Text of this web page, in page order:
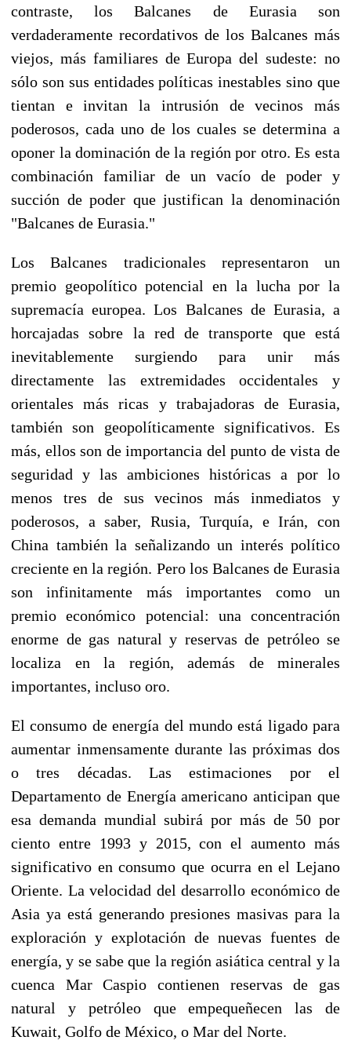
contraste, los Balcanes de Eurasia son
verdaderamente recordativos de los Balcanes más
viejos, más familiares de Europa del sudeste: no
sólo son sus entidades políticas inestables sino que
tientan e invitan la intrusión de vecinos más
poderosos, cada uno de los cuales se determina a
oponer la dominación de la región por otro. Es esta
combinación familiar de un vacío de poder y
succión de poder que justifican la denominación
"Balcanes de Eurasia."
Los Balcanes tradicionales representaron un
premio geopolítico potencial en la lucha por la
supremacía europea. Los Balcanes de Eurasia, a
horcajadas sobre la red de transporte que está
inevitablemente surgiendo para unir más
directamente las extremidades occidentales y
orientales más ricas y trabajadoras de Eurasia,
también son geopolíticamente significativos. Es
más, ellos son de importancia del punto de vista de
seguridad y las ambiciones históricas a por lo
menos tres de sus vecinos más inmediatos y
poderosos, a saber, Rusia, Turquía, e Irán, con
China también la señalizando un interés político
creciente en la región. Pero los Balcanes de Eurasia
son infinitamente más importantes como un
premio económico potencial: una concentración
enorme de gas natural y reservas de petróleo se
localiza en la región, además de minerales
importantes, incluso oro.
El consumo de energía del mundo está ligado para
aumentar inmensamente durante las próximas dos
o tres décadas. Las estimaciones por el
Departamento de Energía americano anticipan que
esa demanda mundial subirá por más de 50 por
ciento entre 1993 y 2015, con el aumento más
significativo en consumo que ocurra en el Lejano
Oriente. La velocidad del desarrollo económico de
Asia ya está generando presiones masivas para la
exploración y explotación de nuevas fuentes de
energía, y se sabe que la región asiática central y la
cuenca Mar Caspio contienen reservas de gas
natural y petróleo que empequeñecen las de
Kuwait, Golfo de México, o Mar del Norte.